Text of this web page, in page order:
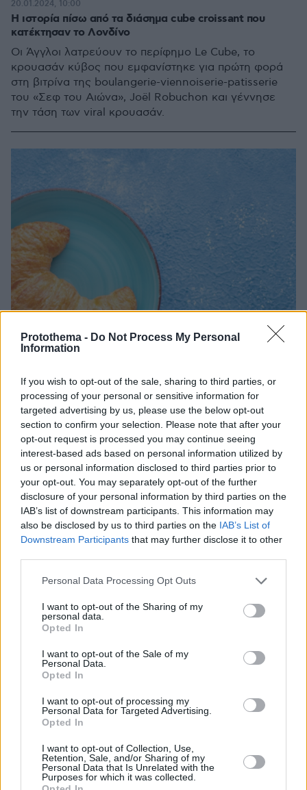
Protothema - Do Not Process My Personal
Information
If you wish to opt-out of the sale, sharing to third parties, or
processing of your personal or sensitive information for
targeted advertising by us, please use the below opt-out
section to confirm your selection. Please note that after your
opt-out request is processed you may continue seeing
interest-based ads based on personal information utilized by
us or personal information disclosed to third parties prior to
your opt-out. You may separately opt-out of the further
disclosure of your personal information by third parties on the
IAB’s list of downstream participants. This information may
also be disclosed by us to third parties on the IAB’s List of
Downstream Participants that may further disclose it to other
Please note that this website/app uses one or more Google
not limited to your visit or usage behaviour. You may click to
grant or deny consent to Google and its third-party tags to
use your data for below specified purposes in below Google
consent section.
Personal Data Processing Opt Outs
I want to opt-out of the Sharing of my
personal data.
Opted In
I want to opt-out of the Sale of my
Personal Data.
Opted In
I want to opt-out of processing my
Personal Data for Targeted Advertising.
Opted In
I want to opt-out of Collection, Use,
Retention, Sale, and/or Sharing of my
Personal Data that Is Unrelated with the
Purposes for which it was collected.
Η ιστορία πίσω από τα διάσημα cube croissant που
κατέκτησαν το Λονδίνο
Οι Άγγλοι λατρεύουν το περίφημο Le Cube, το
κρουασάν κύβος που εμφανίστηκε για πρώτη φορά
στη βιτρίνα της boulangerie-viennoiserie-patisserie
του «Σεφ του Αιώνα», Joël Robuchon και γέννησε
την τάση των viral κρουασάν.
20.01.2024, 10:00
Έρευνα του Cantina: Τι κρύβεται μέσα στα κρουασάν;
Οι Γάλλοι λένε ότι το καλό κρουασάν κρίνεται με τις
αισθήσεις.
26.11.2023, 15:00